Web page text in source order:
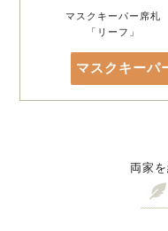
マスクキーパー席札
「リーフ」
マスクキーパ
両家